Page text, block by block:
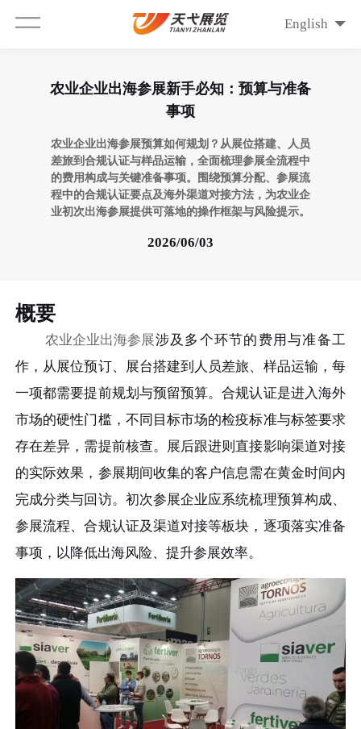
English
农业企业出海参展新手必知：预算与准备
事项
农业企业出海参展预算如何规划？从展位搭建、人员
差旅到合规认证与样品运输，全面梳理参展全流程中
的费用构成与关键准备事项。围绕预算分配、参展流
程中的合规认证要点及海外渠道对接方法，为农业企
业初次出海参展提供可落地的操作框架与风险提示。
2026/06/03
概要
农业企业出海参展涉及多个环节的费用与准备工
作，从展位预订、展台搭建到人员差旅、样品运输，每
一项都需要提前规划与预留预算。合规认证是进入海外
市场的硬性门槛，不同目标市场的检疫标准与标签要求
存在差异，需提前核查。展后跟进则直接影响渠道对接
的实际效果，参展期间收集的客户信息需在黄金时间内
完成分类与回访。初次参展企业应系统梳理预算构成、
参展流程、合规认证及渠道对接等板块，逐项落实准备
事项，以降低出海风险、提升参展效率。